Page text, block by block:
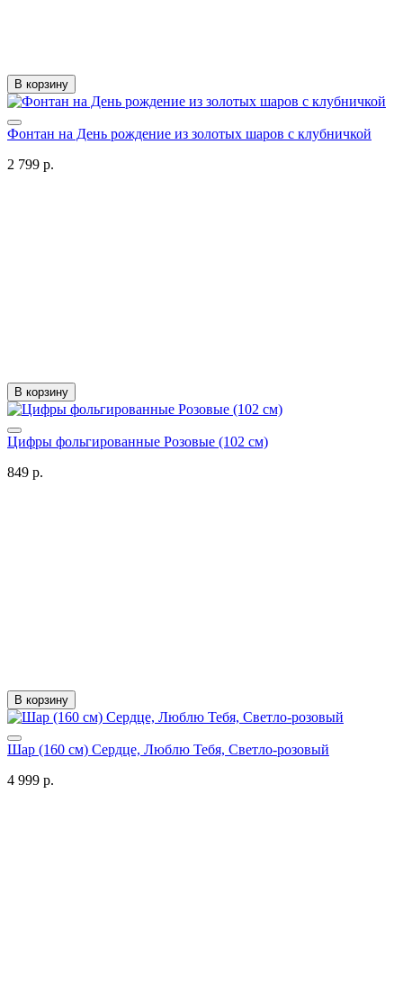
В корзину
Фонтан на День рождение из золотых шаров с клубничкой
2 799 р.
В корзину
Цифры фольгированные Розовые (102 см)
849 р.
В корзину
Шар (160 см) Сердце, Люблю Тебя, Светло-розовый
4 999 р.